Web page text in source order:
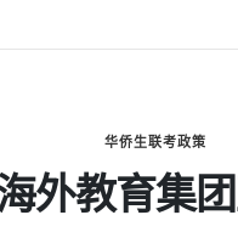
华侨生联考政策
外教育集